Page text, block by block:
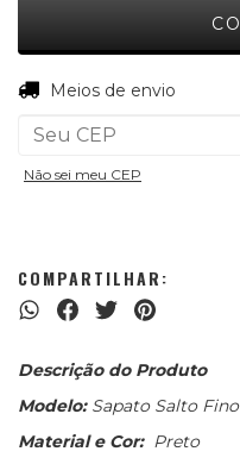
Entregas para o CEP:
Meios de envio
Não sei meu CEP
COMPARTILHAR:
Descrição do Produto
Modelo: Sapato Salto Fino
Material e Cor: Preto